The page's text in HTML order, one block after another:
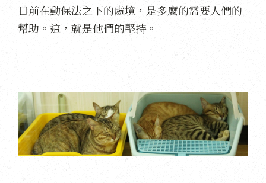
目前在動保法之下的處境，是多麼的需要人們的
幫助。這，就是他們的堅持。